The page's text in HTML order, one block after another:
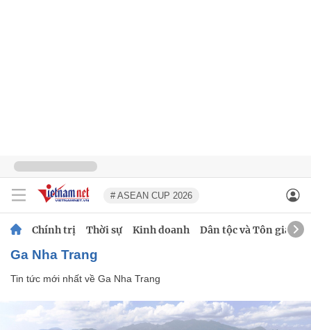
# ASEAN CUP 2026
Chính trị Thời sự Kinh doanh Dân tộc và Tôn giáo
Ga Nha Trang
Tin tức mới nhất về Ga Nha Trang